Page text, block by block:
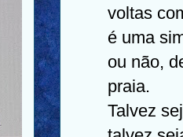
voltas
é uma
ou não,
praia.
Talvez